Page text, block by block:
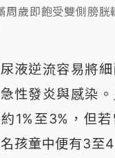
周歲即飽受雙側膀胱
液逆流容易將
性發炎與感染
1%至3%，但
孩童中便有3至